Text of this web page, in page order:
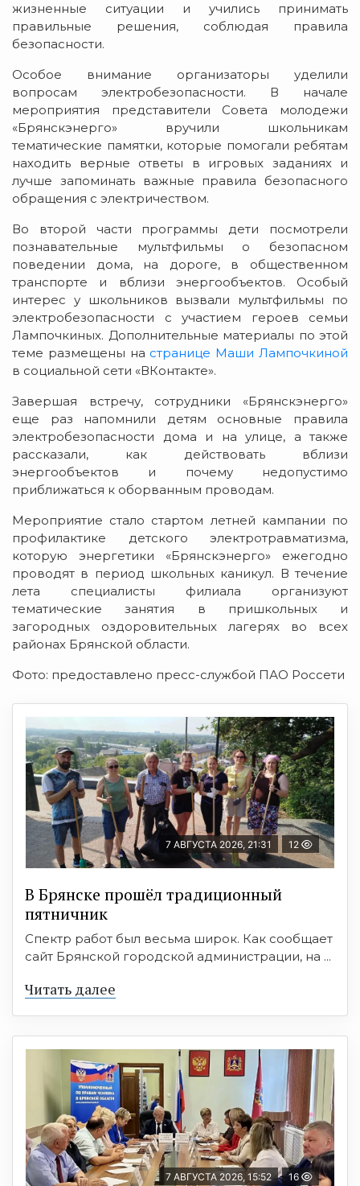
жизненные ситуации и учились принимать
правильные решения, соблюдая правила
безопасности.
Особое внимание организаторы уделили
вопросам электробезопасности. В начале
мероприятия представители Совета молодежи
«Брянскэнерго» вручили школьникам
тематические памятки, которые помогали ребятам
находить верные ответы в игровых заданиях и
лучше запоминать важные правила безопасного
обращения с электричеством.
Во второй части программы дети посмотрели
познавательные мультфильмы о безопасном
поведении дома, на дороге, в общественном
транспорте и вблизи энергообъектов. Особый
интерес у школьников вызвали мультфильмы по
электробезопасности с участием героев семьи
Лампочкиных. Дополнительные материалы по этой
теме размещены на странице Маши Лампочкиной
в социальной сети «ВКонтакте».
Завершая встречу, сотрудники «Брянскэнерго»
еще раз напомнили детям основные правила
электробезопасности дома и на улице, а также
рассказали, как действовать вблизи
энергообъектов и почему недопустимо
приближаться к оборванным проводам.
Мероприятие стало стартом летней кампании по
профилактике детского электротравматизма,
которую энергетики «Брянскэнерго» ежегодно
проводят в период школьных каникул. В течение
лета специалисты филиала организуют
тематические занятия в пришкольных и
загородных оздоровительных лагерях во всех
районах Брянской области.
Фото: предоставлено пресс-службой ПАО Россети
7 АВГУСТА 2026, 21:31 12
В Брянске прошёл традиционный
пятничник
Спектр работ был весьма широк. Как сообщает
сайт Брянской городской администрации, на ...
Читать далее
7 АВГУСТА 2026, 15:52 16